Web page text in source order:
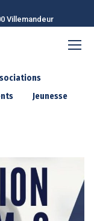
Villemandeur
Jeunesse